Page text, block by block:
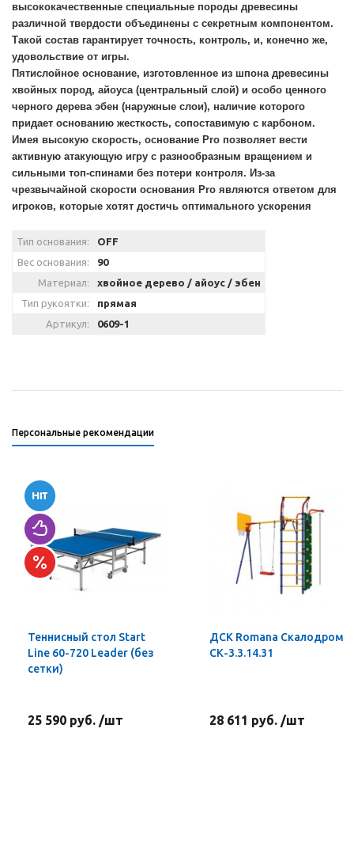
высококачественные специальные породы древесины
различной твердости объединены с секретным компонентом.
Такой состав гарантирует точность, контроль, и, конечно же,
удовольствие от игры.
Пятислойное основание, изготовленное из шпона древесины
хвойных пород, айоуса (центральный слой) и особо ценного
черного дерева эбен (наружные слои), наличие которого
придает основанию жесткость, сопоставимую с карбоном.
Имея высокую скорость, основание Pro позволяет вести
активную атакующую игру с разнообразным вращением и
сильными топ-спинами без потери контроля. Из-за
чрезвычайной скорости основания Pro являются ответом для
игроков, которые хотят достичь оптимального ускорения
Тип основания:
OFF
Вес основания:
90
Материал:
хвойное дерево / айоус / эбен
Тип рукоятки:
прямая
Артикул:
0609-1
Персональные рекомендации
Теннисный стол Start
Line 60-720 Leader (без
сетки)
25 590 руб. /шт
ДСК Romana Скалодром
СК-3.3.14.31
28 611 руб. /шт